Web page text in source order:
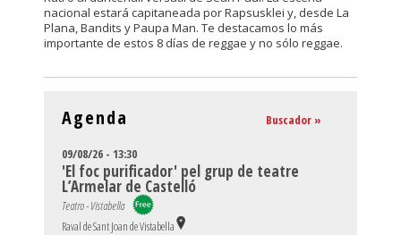
nacional estará capitaneada por Rapsusklei y, desde La
Plana, Bandits y Paupa Man. Te destacamos lo más
importante de estos 8 días de reggae y no sólo reggae.
Agenda Buscador »
09/08/26 - 13:30
'El foc purificador' pel grup de teatre
L’Armelar de Castelló
Teatro - Vistabella
Raval de Sant Joan de Vistabella